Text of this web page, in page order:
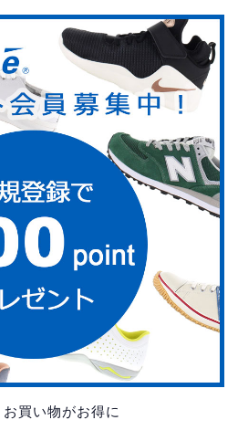
買い物がお得に